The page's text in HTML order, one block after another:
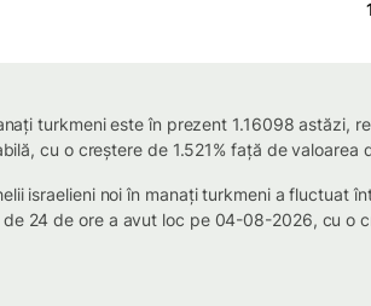
turkmeni este în prezent 1.16098 astăzi,
cu o creștere de 1.521% față de valoarea
israelieni noi în manați turkmeni a fluctuat
24 de ore a avut loc pe 04-08-2026, cu o